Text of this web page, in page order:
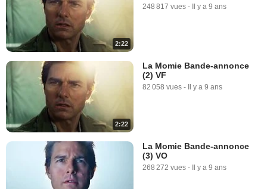
2:22
248 817 vues - Il y a 9 ans
2:22
La Momie Bande-annonce
(2) VF
82 058 vues - Il y a 9 ans
La Momie Bande-annonce
(3) VO
268 272 vues - Il y a 9 ans